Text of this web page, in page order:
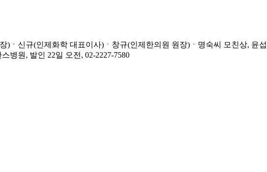
)ㆍ신규(인제화학 대표이사)ㆍ창규(인제한의원 원장)ㆍ명숙씨 모친상, 윤
병원, 발인 22일 오전, 02-2227-7580